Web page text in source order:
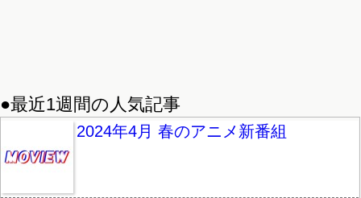
●最近1週間の人気記事
2024年4月 春のアニメ新番組